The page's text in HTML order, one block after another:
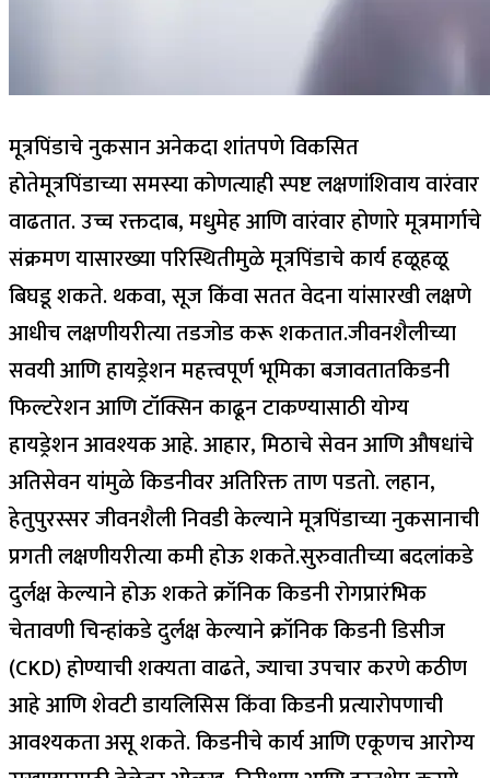
मूत्रपिंडाचे नुकसान अनेकदा शांतपणे विकसित
होतेमूत्रपिंडाच्या समस्या कोणत्याही स्पष्ट लक्षणांशिवाय वारंवार
वाढतात. उच्च रक्तदाब, मधुमेह आणि वारंवार होणारे मूत्रमार्गाचे
संक्रमण यासारख्या परिस्थितीमुळे मूत्रपिंडाचे कार्य हळूहळू
बिघडू शकते. थकवा, सूज किंवा सतत वेदना यांसारखी लक्षणे
आधीच लक्षणीयरीत्या तडजोड करू शकतात.जीवनशैलीच्या
सवयी आणि हायड्रेशन महत्त्वपूर्ण भूमिका बजावतातकिडनी
फिल्टरेशन आणि टॉक्सिन काढून टाकण्यासाठी योग्य
हायड्रेशन आवश्यक आहे. आहार, मिठाचे सेवन आणि औषधांचे
अतिसेवन यांमुळे किडनीवर अतिरिक्त ताण पडतो. लहान,
हेतुपुरस्सर जीवनशैली निवडी केल्याने मूत्रपिंडाच्या नुकसानाची
प्रगती लक्षणीयरीत्या कमी होऊ शकते.सुरुवातीच्या बदलांकडे
दुर्लक्ष केल्याने होऊ शकतेक्रॉनिक किडनी रोगप्रारंभिक
चेतावणी चिन्हांकडे दुर्लक्ष केल्याने क्रॉनिक किडनी डिसीज
(CKD) होण्याची शक्यता वाढते, ज्याचा उपचार करणे कठीण
आहे आणि शेवटी डायलिसिस किंवा किडनी प्रत्यारोपणाची
आवश्यकता असू शकते.किडनीचे कार्य आणि एकूणच आरोग्य